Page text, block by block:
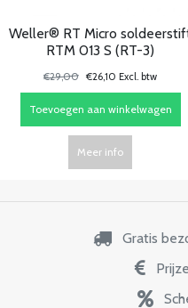
Weller® RT Micro
RTM 013 S (RT-3)
€29,00 €26,10 Excl. btw
Toevoegen aan winkelwagen
Meer info
Gratis